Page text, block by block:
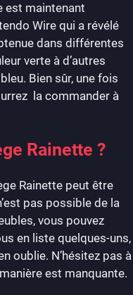
est maintenant
Wire qui a révélé
dans différentes
verte à d’autres
Bien sûr, une fois
la commander à
Rainette ?
Rainette peut être
pas possible de la
vous pouvez
en liste quelques-uns,
oublie. N’hésitez pas à
est manquante.